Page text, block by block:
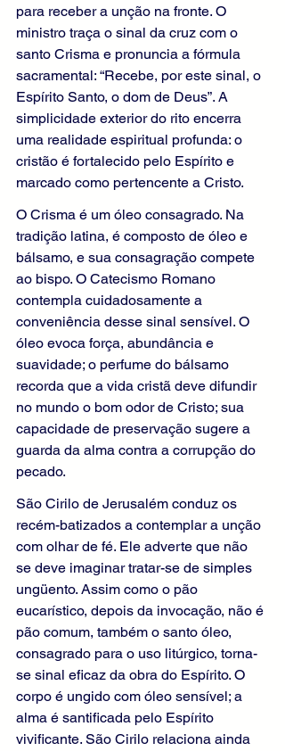
para receber a unção na fronte. O
ministro traça o sinal da cruz com o
santo Crisma e pronuncia a fórmula
sacramental: “Recebe, por este sinal, o
Espírito Santo, o dom de Deus”. A
simplicidade exterior do rito encerra
uma realidade espiritual profunda: o
cristão é fortalecido pelo Espírito e
marcado como pertencente a Cristo.
O Crisma é um óleo consagrado. Na
tradição latina, é composto de óleo e
bálsamo, e sua consagração compete
ao bispo. O Catecismo Romano
contempla cuidadosamente a
conveniência desse sinal sensível. O
óleo evoca força, abundância e
suavidade; o perfume do bálsamo
recorda que a vida cristã deve difundir
no mundo o bom odor de Cristo; sua
capacidade de preservação sugere a
guarda da alma contra a corrupção do
pecado.
São Cirilo de Jerusalém conduz os
recém-batizados a contemplar a unção
com olhar de fé. Ele adverte que não
se deve imaginar tratar-se de simples
ungüento. Assim como o pão
eucarístico, depois da invocação, não é
pão comum, também o santo óleo,
consagrado para o uso litúrgico, torna-
se sinal eficaz da obra do Espírito. O
corpo é ungido com óleo sensível; a
alma é santificada pelo Espírito
vivificante. São Cirilo relaciona ainda